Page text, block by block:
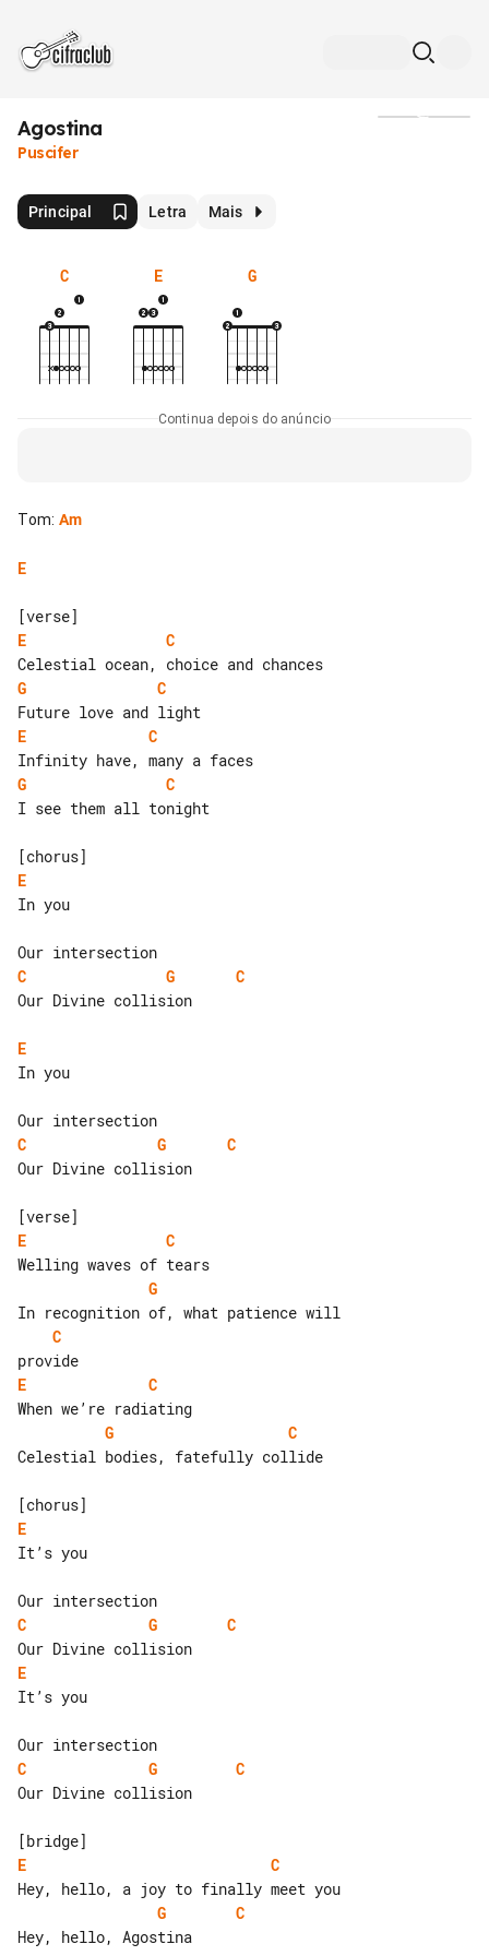
Agostina
Puscifer
Principal Letra Mais
C E G
Continua depois do anúncio
Tom: Am
E
E
C
G
C
E
C
G
C
I see them all tonight
E
In you
C
G
C
Our Divine collision
E
In you
C
G
C
Our Divine collision
E
C
G
C
E
C
G
C
Celestial bodies, fatefully collide
E
It’s you
C
G
C
E
It’s you
C
G
C
Our Divine collision
E
C
G
C
Hey, hello, Agostina